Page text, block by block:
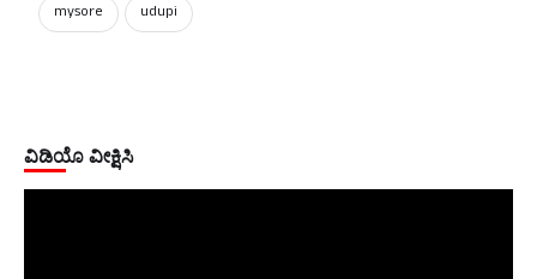
mysore
udupi
ವಿಡಿಯೊ ವೀಕ್ಷಿಸಿ